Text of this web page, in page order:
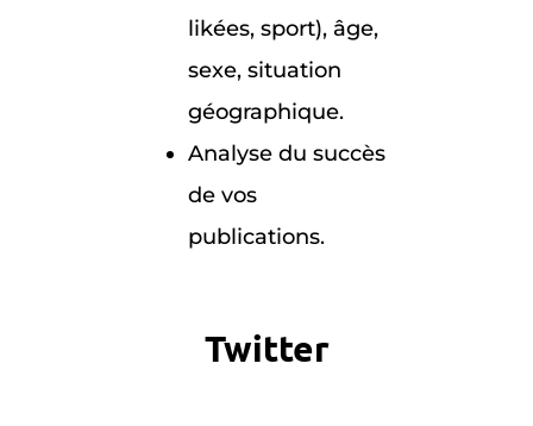
likées, sport), âge,
sexe, situation
géographique.
Analyse du succès
de vos
publications.
Twitter